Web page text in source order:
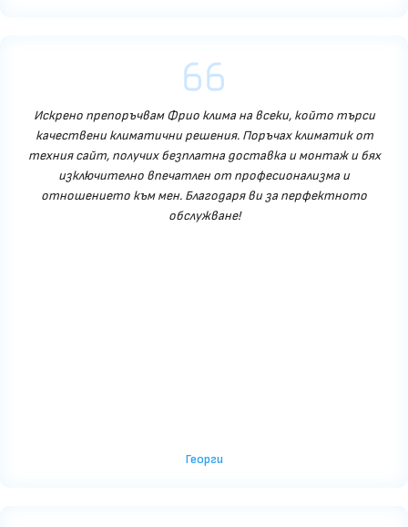
Искрено препоръчвам Фрио клима на всеки, който търси
качествени климатични решения. Поръчах климатик от
техния сайт, получих безплатна доставка и монтаж и бях
изключително впечатлен от професионализма и
отношението към мен. Благодаря ви за перфектното
обслужване!
Георги